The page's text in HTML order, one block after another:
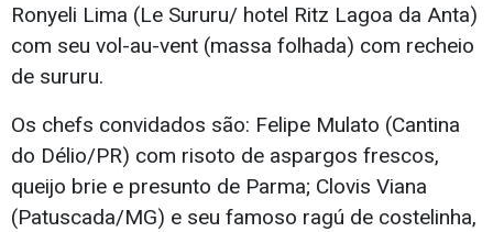
Ronyeli Lima (Le Sururu/ hotel Ritz Lagoa da Anta)
com seu vol-au-vent (massa folhada) com recheio
de sururu.
Os chefs convidados são: Felipe Mulato (Cantina
do Délio/PR) com risoto de aspargos frescos,
queijo brie e presunto de Parma; Clovis Viana
(Patuscada/MG) e seu famoso ragú de costelinha,